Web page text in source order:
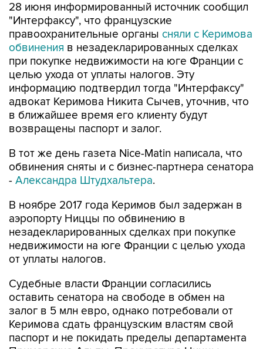
28 июня информированный источник сообщил
"Интерфаксу", что французские
правоохранительные органы сняли с Керимова
обвинения в незадекларированных сделках
при покупке недвижимости на юге Франции с
целью ухода от уплаты налогов. Эту
информацию подтвердил тогда "Интерфаксу"
адвокат Керимова Никита Сычев, уточнив, что
в ближайшее время его клиенту будут
возвращены паспорт и залог.
В тот же день газета Nice-Matin написала, что
обвинения сняты и с бизнес-партнера сенатора
- Александра Штудхальтера.
В ноябре 2017 года Керимов был задержан в
аэропорту Ниццы по обвинению в
незадекларированных сделках при покупке
недвижимости на юге Франции с целью ухода
от уплаты налогов.
Судебные власти Франции согласились
оставить сенатора на свободе в обмен на
залог в 5 млн евро, однако потребовали от
Керимова сдать французским властям свой
паспорт и не покидать пределы департамента